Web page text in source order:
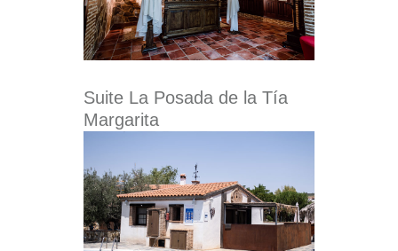
Suite La Posada de la Tía
Margarita